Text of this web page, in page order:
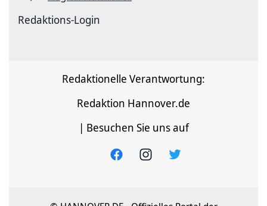
Redaktions-Login
Redaktionelle Verantwortung:
Redaktion Hannover.de
| Besuchen Sie uns auf